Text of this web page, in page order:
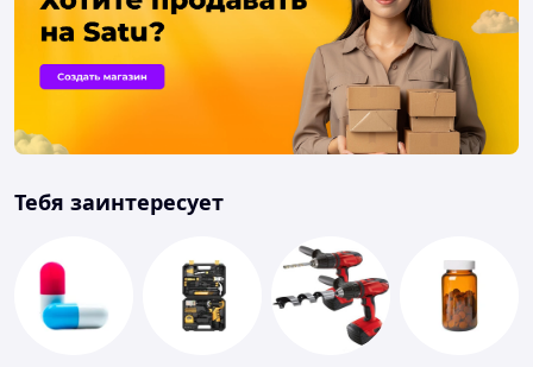
Тебя заинтересует